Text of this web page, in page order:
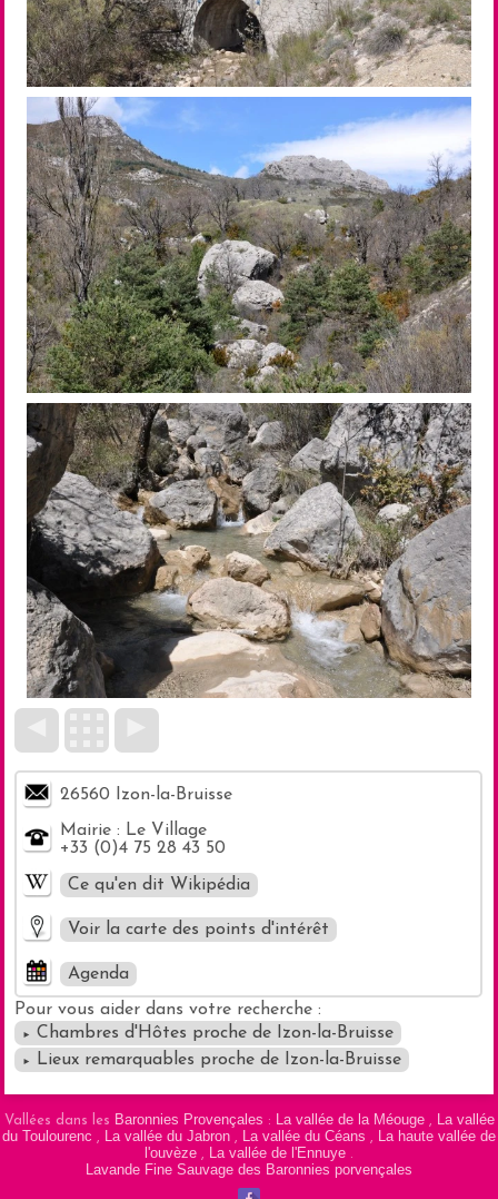
26560 Izon-la-Bruisse
Mairie : Le Village
+33 (0)4 75 28 43 50
Ce qu'en dit Wikipédia
Voir la carte des points d'intérêt
Agenda
Masquer la carte
Pour vous aider dans votre recherche :
► Chambres d'Hôtes proche de Izon-la-Bruisse
► Lieux remarquables proche de Izon-la-Bruisse
Vallées dans les Baronnies Provençales : La vallée de la Méouge, La vallée
du Toulourenc , La vallée du Jabron , La vallée du Céans , La haute vallée de
l'ouvèze , La vallée de l'Ennuye .
Lavande Fine Sauvage des Baronnies porvençales